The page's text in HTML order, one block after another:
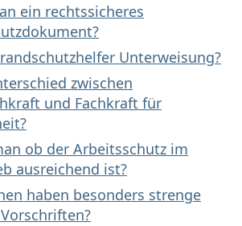
ein rechtssicheres
Unterweisung?
zwischen
und Fachkraft für
ob der Arbeitsschutz im
ausreichend ist?
haben besonders strenge